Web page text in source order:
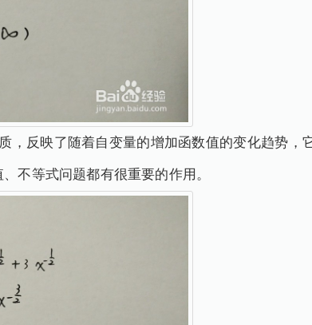
，反映了随着自变量的增加函数值的变化趋势，
不等式问题都有很重要的作用。